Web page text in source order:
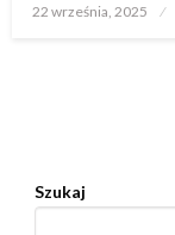
Opublikowane
22 września, 2025
Szukaj